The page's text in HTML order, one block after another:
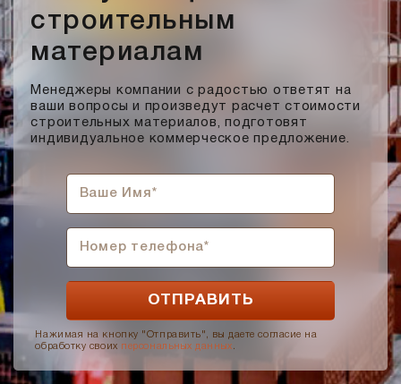
строительным
материалам
Менеджеры компании с радостью ответят на
ваши вопросы и произведут расчет стоимости
строительных материалов, подготовят
индивидуальное коммерческое предложение.
Нажимая на кнопку "Отправить", вы даете согласие на
обработку своих персональных данных .